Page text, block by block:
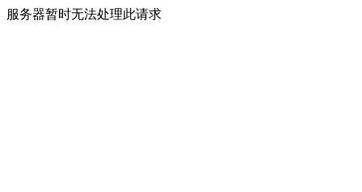
服务器暂时无法处理此请求